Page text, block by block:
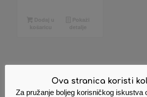
Povezani proizvodi
Ova stranica koristi
Za pružanje boljeg korisničkog iskustva